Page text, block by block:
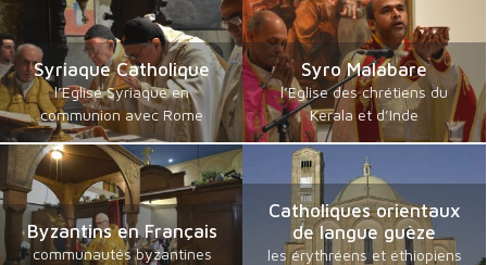
Syriaque Catholique
l’Eglise Syriaque en
communion avec Rome
Syro Malabare
l’Eglise des chrétiens du
Kerala et d’Inde
Byzantins en Français
communautés byzantines
Catholiques orientaux
de langue guèze
les érythréens et éthiopiens